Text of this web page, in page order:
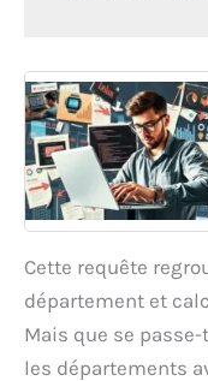
Cette requête
département et
Mais que se
les départements